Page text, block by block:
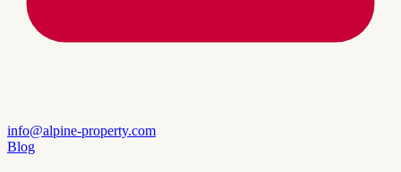
info@alpine-property.com
Blog